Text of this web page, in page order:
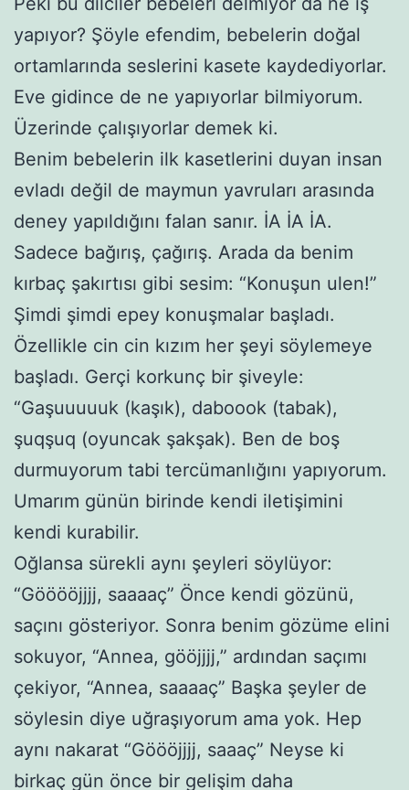
yapıyor? Şöyle efendim, bebelerin doğal
ortamlarında seslerini kasete kaydediyorlar.
Eve gidince de ne yapıyorlar bilmiyorum.
Üzerinde çalışıyorlar demek ki.
Benim bebelerin ilk kasetlerini duyan insan
evladı değil de maymun yavruları arasında
deney yapıldığını falan sanır. İA İA İA.
Sadece bağırış, çağırış. Arada da benim
kırbaç şakırtısı gibi sesim: “Konuşun ulen!”
Şimdi şimdi epey konuşmalar başladı.
Özellikle cin cin kızım her şeyi söylemeye
başladı. Gerçi korkunç bir şiveyle:
“Gaşuuuuuk (kaşık), daboook (tabak),
şuqşuq (oyuncak şakşak). Ben de boş
durmuyorum tabi tercümanlığını yapıyorum.
Umarım günün birinde kendi iletişimini
kendi kurabilir.
Oğlansa sürekli aynı şeyleri söylüyor:
“Gööööjjjj, saaaaç” Önce kendi gözünü,
saçını gösteriyor. Sonra benim gözüme elini
sokuyor, “Annea, gööjjjj,” ardından saçımı
çekiyor, “Annea, saaaaç” Başka şeyler de
söylesin diye uğraşıyorum ama yok. Hep
aynı nakarat “Göööjjjj, saaaç” Neyse ki
birkaç gün önce bir gelişim daha